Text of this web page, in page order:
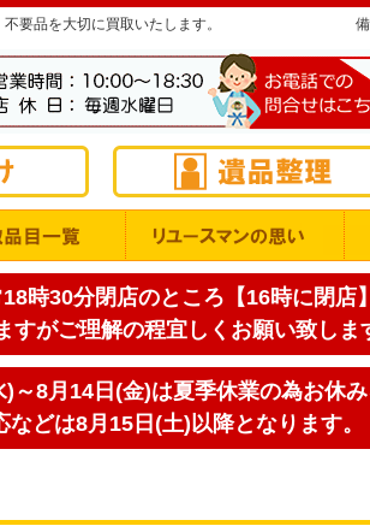
要品を大切に買取いたします。
時30分閉店のところ【16時に閉店
すがご理解の程宜しくお願い致しま
)～8月14日(金)は夏季休業の為お休
どは8月15日(土)以降となります。